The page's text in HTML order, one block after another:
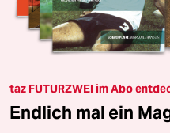
taz FUTURZWEI im Abo
Endlich mal ein